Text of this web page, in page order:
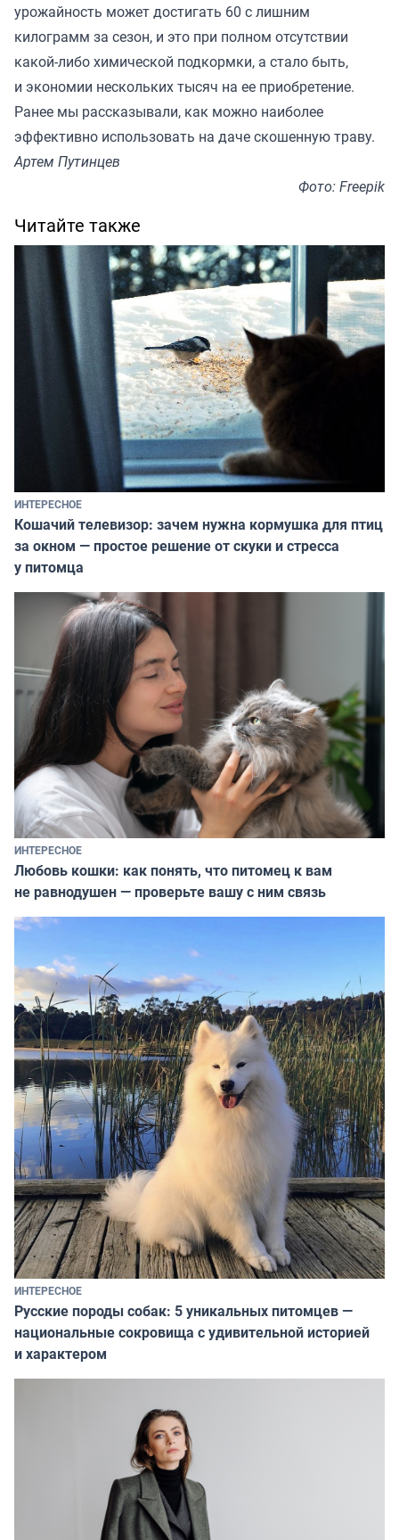
урожайность может достигать 60 с лишним
килограмм за сезон, и это при полном отсутствии
какой-либо химической подкормки, а стало быть,
и экономии нескольких тысяч на ее приобретение.
Ранее мы рассказывали, как можно наиболее
эффективно использовать на даче скошенную траву.
Артем Путинцев
Фото: Freepik
Читайте также
ИНТЕРЕСНОЕ
Кошачий телевизор: зачем нужна кормушка для птиц
за окном — простое решение от скуки и стресса
у питомца
ИНТЕРЕСНОЕ
Любовь кошки: как понять, что питомец к вам
не равнодушен — проверьте вашу с ним связь
ИНТЕРЕСНОЕ
Русские породы собак: 5 уникальных питомцев —
национальные сокровища с удивительной историей
и характером